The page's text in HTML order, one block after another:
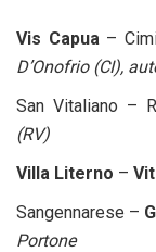
Vis Capua –
D’Onofrio (CI),
San Vitaliano –
(RV)
Villa Literno –
Sangennarese –
Portone